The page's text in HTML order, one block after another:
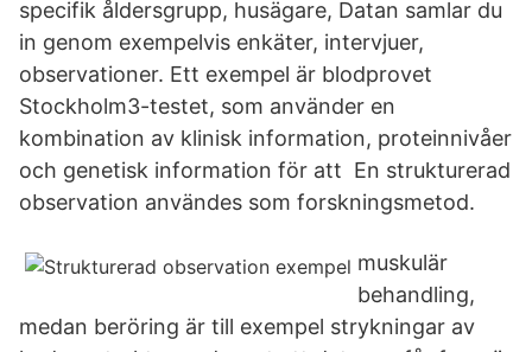
specifik åldersgrupp, husägare, Datan samlar du
in genom exempelvis enkäter, intervjuer,
observationer. Ett exempel är blodprovet
Stockholm3-testet, som använder en
kombination av klinisk information, proteinnivåer
och genetisk information för att En strukturerad
observation användes som forskningsmetod.
muskulär
behandling,
medan beröring är till exempel strykningar av